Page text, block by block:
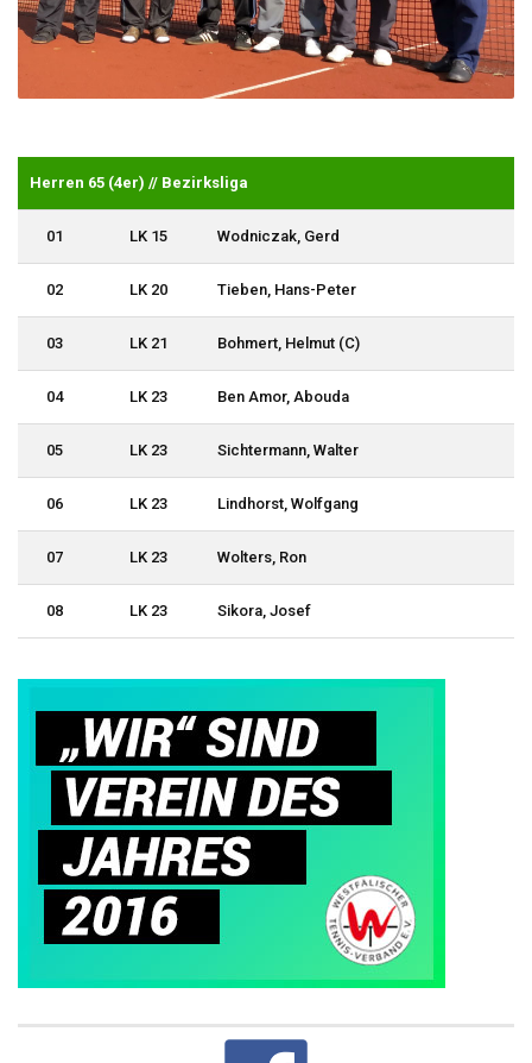
Herren 65 (4er) // Bezirksliga
01 LK 15 Wodniczak, Gerd
02 LK 20 Tieben, Hans-Peter
03 LK 21 Bohmert, Helmut (C)
04 LK 23 Ben Amor, Abouda
05 LK 23 Sichtermann, Walter
06 LK 23 Lindhorst, Wolfgang
07 LK 23 Wolters, Ron
08 LK 23 Sikora, Josef